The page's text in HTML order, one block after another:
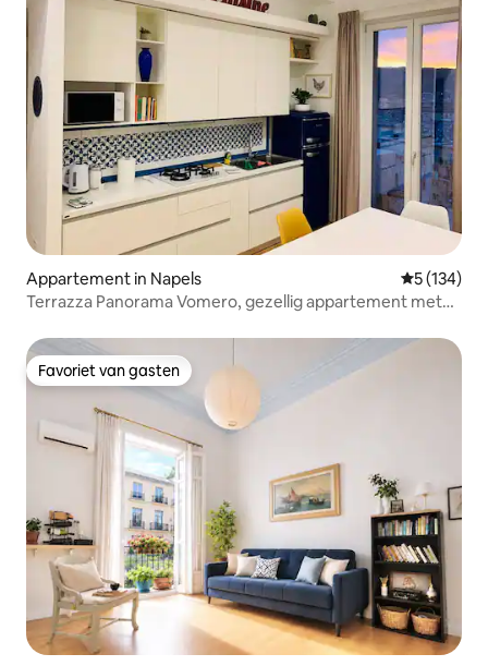
Appartement in Napels
5 (134)
Terrazza Panorama Vomero, gezellig appartement met
Favoriet van gasten
Favoriet van gasten